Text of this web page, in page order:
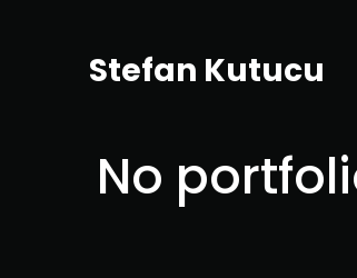
Stefan Kutucu
No